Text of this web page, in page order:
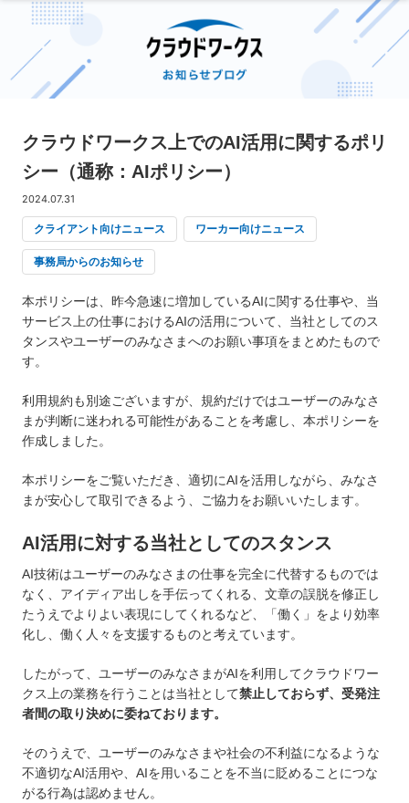
クラウドワークス上でのAI活用に関するポリ
シー（通称：AIポリシー）
2024.07.31
クライアント向けニュース ワーカー向けニュース
事務局からのお知らせ
本ポリシーは、昨今急速に増加しているAIに関する仕事や、当
サービス上の仕事におけるAIの活用について、当社としてのス
タンスやユーザーのみなさまへのお願い事項をまとめたもので
す。
利用規約も別途ございますが、規約だけではユーザーのみなさ
まが判断に迷われる可能性があることを考慮し、本ポリシーを
作成しました。
本ポリシーをご覧いただき、適切にAIを活用しながら、みなさ
まが安心して取引できるよう、ご協力をお願いいたします。
AI活用に対する当社としてのスタンス
AI技術はユーザーのみなさまの仕事を完全に代替するものでは
なく、アイディア出しを手伝ってくれる、文章の誤脱を修正し
たうえでよりよい表現にしてくれるなど、「働く」をより効率
化し、働く人々を支援するものと考えています。
したがって、ユーザーのみなさまがAIを利用してクラウドワー
クス上の業務を行うことは当社として禁止しておらず、受発注
者間の取り決めに委ねております。
そのうえで、ユーザーのみなさまや社会の不利益になるような
不適切なAI活用や、AIを用いることを不当に貶めることにつな
がる行為は認めません。